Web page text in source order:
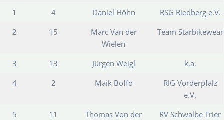
1 4 Daniel Höhn
RSG Riedberg e.V.
2
15
Marc Van der
Wielen
Team Starbikewear
3 13 Jürgen Weigl
k.a.
4
2 Maik Boffo
RIG Vorderpfalz
e.V.
5
11
Thomas Von der
RV Schwalbe Trier